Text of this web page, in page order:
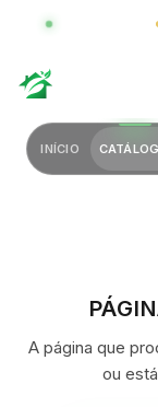
GLOBAL
INÍCIO
A página que
ou